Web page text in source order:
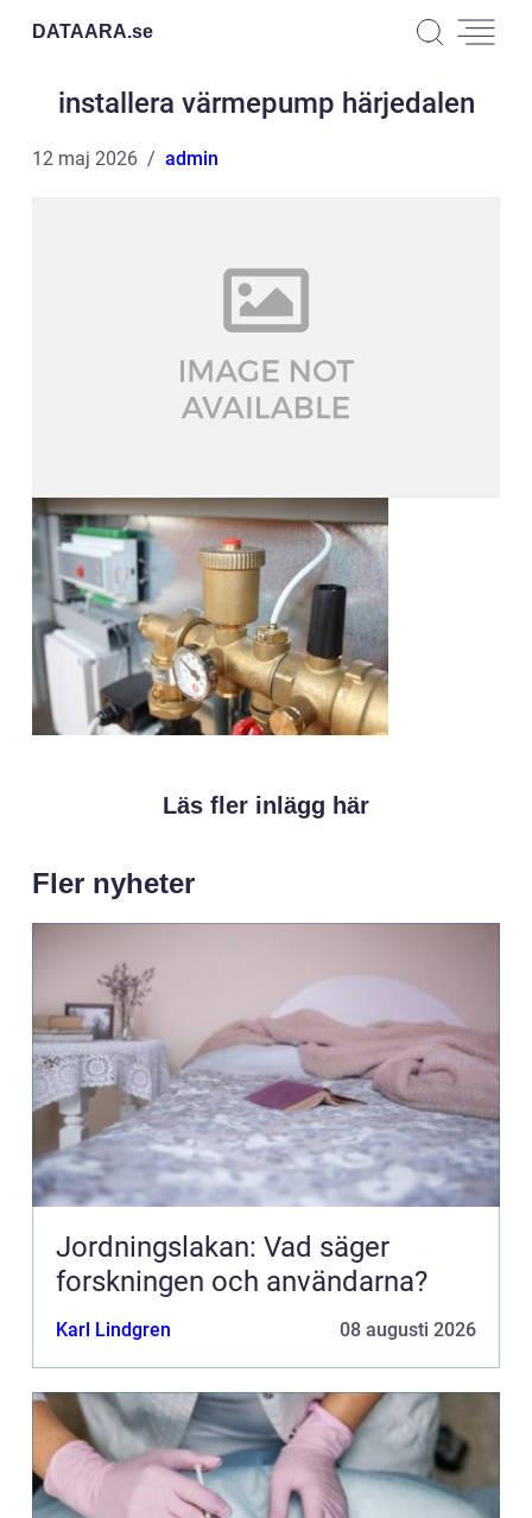
DATAARA.se
installera värmepump härjedalen
12 maj 2026 admin
Läs fler inlägg här
Fler nyheter
Jordningslakan: Vad säger
forskningen och användarna?
Karl Lindgren 08 augusti 2026